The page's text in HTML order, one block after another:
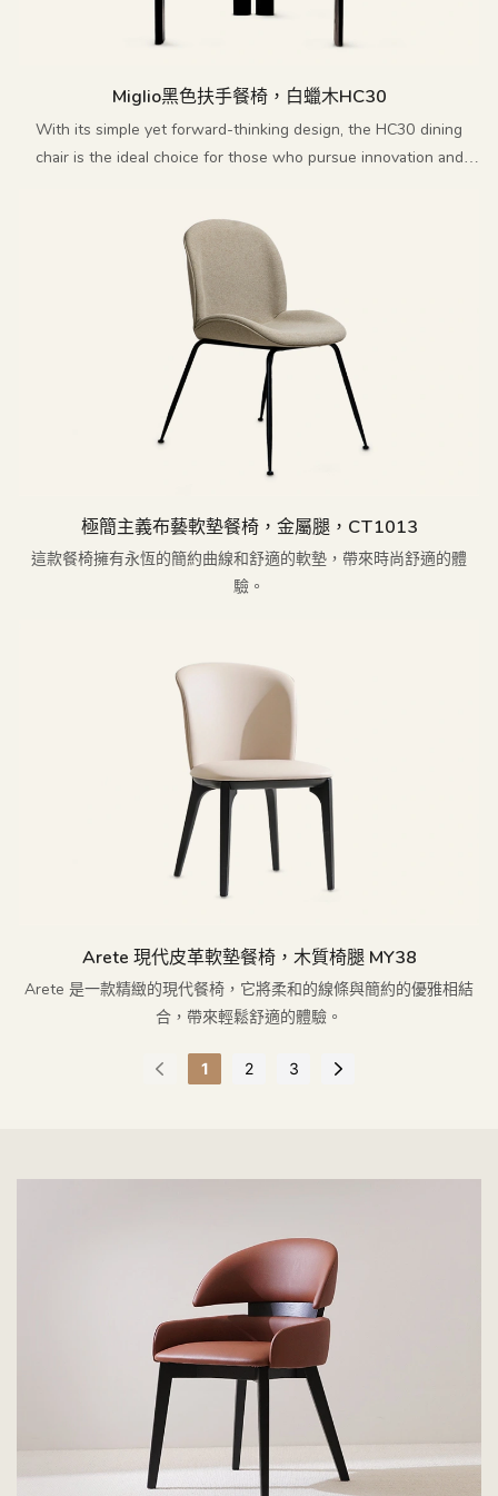
Miglio黑色扶手餐椅，白蠟木HC30
With its simple yet forward-thinking design, the HC30 dining
chair is the ideal choice for those who pursue innovation and
極簡主義布藝軟墊餐椅，金屬腿，CT1013
這款餐椅擁有永恆的簡約曲線和舒適的軟墊，帶來時尚舒適的體
驗。
Arete 現代皮革軟墊餐椅，木質椅腿 MY38
Arete 是一款精緻的現代餐椅，它將柔和的線條與簡約的優雅相結
合，帶來輕鬆舒適的體驗。
1 2 3